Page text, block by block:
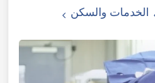
الخدمات والسكن